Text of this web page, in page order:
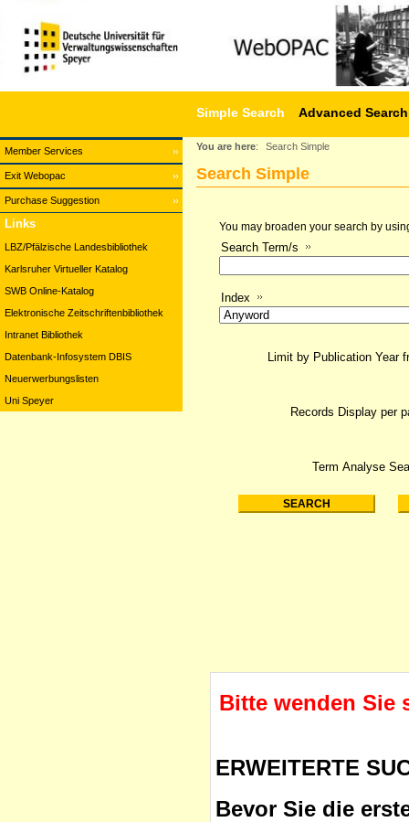
Member Services
Exit Webopac
Purchase Suggestion
Simple Search Advanced Search
Links
LBZ/Pfälzische Landesbibliothek
Karlsruher Virtueller Katalog
SWB Online-Katalog
Elektronische Zeitschriftenbibliothek
Intranet Bibliothek
Datenbank-Infosystem DBIS
Neuerwerbungslisten
Uni Speyer
You are here: Search Simple
Search Simple
You may broaden your search by
Search Term/s
Index
Term Analyse
Limit by Publication Year
Records Display per
Bitte wenden Sie
ERWEITERTE
Bevor Sie die